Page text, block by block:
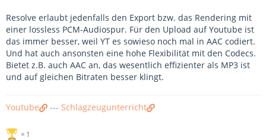
Resolve erlaubt jedenfalls den Export bzw. das Rendering mit
einer lossless PCM-Audiospur. Für den Upload auf Youtube ist
das immer besser, weil YT es sowieso noch mal in AAC codiert.
Und hat auch ansonsten eine hohe Flexibilität mit den Codecs.
Bietet z.B. auch AAC an, das wesentlich effizienter als MP3 ist
und auf gleichen Bitraten besser klingt.
Youtube --- Schlagzeugunterricht
1